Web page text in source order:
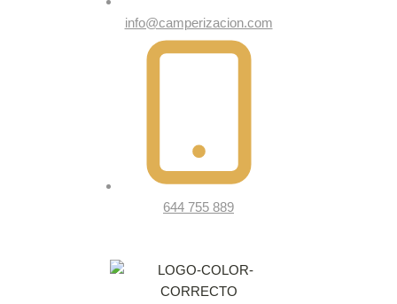
info@camperizacion.com
644 755 889